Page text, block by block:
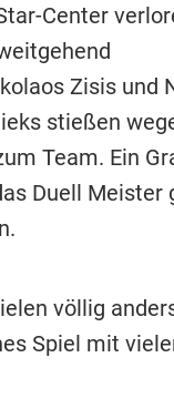
Center
Zisis und
stießen
Team. Ein
Duell Meister
völlig
Spiel mit